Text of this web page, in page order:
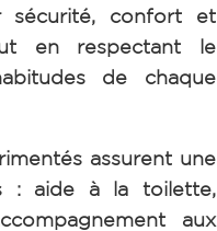
sécurité, confort et
en respectant le
de chaque
assurent une
: aide à la toilette,
aux